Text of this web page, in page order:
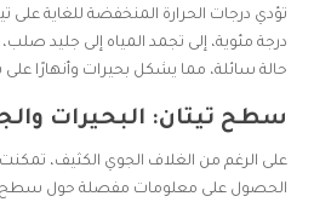
درجة مئوية، إلى تجمد المياه إلى جليد صلب،
حالة سائلة، مما يشكل بحيرات وأنهارًا
سطح تيتان: البحيرات
على الرغم من الغلاف الجوي الكثيف،
الحصول على معلومات مفصلة حول سطح